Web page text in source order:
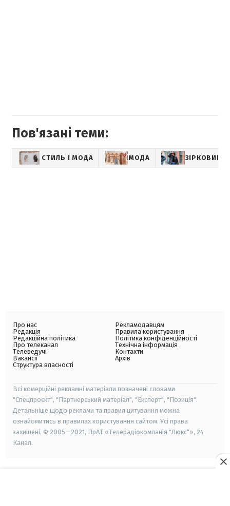
Пов'язані теми:
СТИЛЬ І МОДА МОДА ЗІРКОВИЙ
Про нас
Редакція
Редакційна політика
Про телеканал
Телеведучі
Вакансії
Структура власності
Рекламодавцям
Правила користування
Політика конфіденційності
Технічна інформація
Контакти
Архів
Всі комерційні рекламні матеріали позначені словами
"Спецпроєкт", "Партнерський матеріал", "Експерт", "Позиція".
Детальніше щодо реклами та правил цитування можна
ознайомитись в правилах користування сайтом. Усі права
захищені. © 2005—2021, ПрАТ «Телерадіокомпанія "Люкс"», 24
Канал.